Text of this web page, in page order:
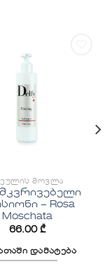
სურვილების
დამატება
ᲛᲝᲕᲚᲐ
– Rosa
Moschata
66.00 ₾
დამატება